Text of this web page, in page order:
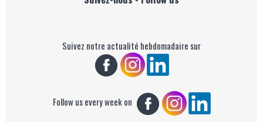
Suivez notre actualité hebdomadaire sur
Follow us every week on